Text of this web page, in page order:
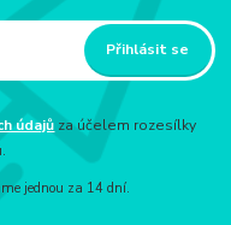
Přihlásit se
údajů za účelem rozesílky
jednou za 14 dní.